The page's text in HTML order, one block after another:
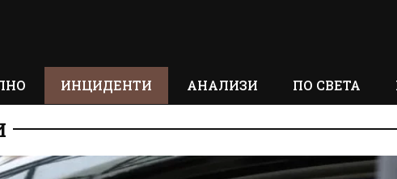
ИНЦИДЕНТИ АНАЛИЗИ ПО СВЕТА